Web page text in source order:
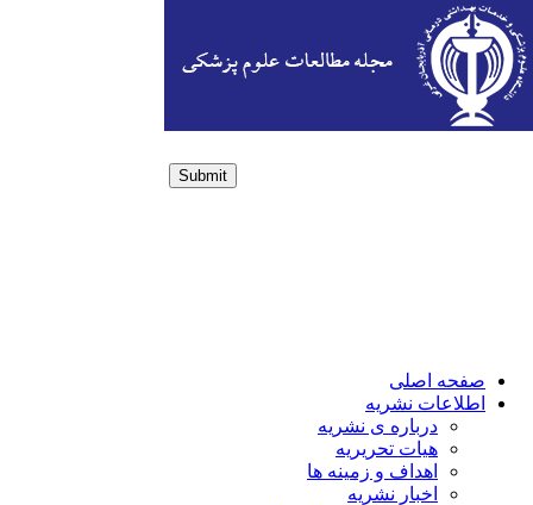
Submit
صفحه اصلی
اطلاعات نشریه
درباره ی نشریه
هیات تحریریه
اهداف و زمینه ها
اخبار نشریه